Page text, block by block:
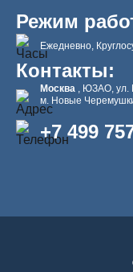
Режим
Ежедневно,
Контакты:
Москва , ЮЗАО, ул.
м. Новые
+7 499